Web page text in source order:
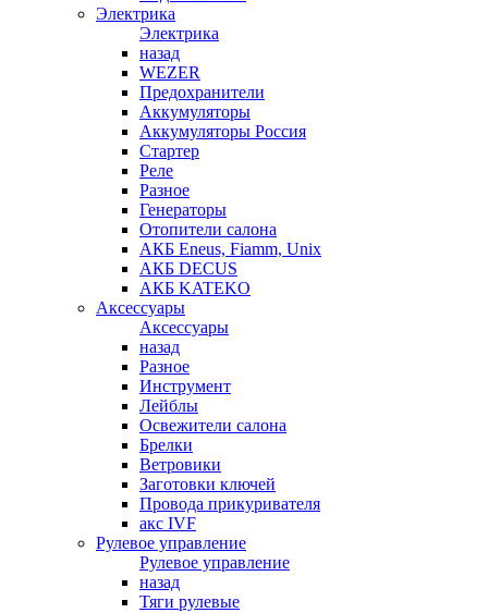
Электрика
Электрика
назад
WEZER
Предохранители
Аккумуляторы
Аккумуляторы Россия
Стартер
Реле
Разное
Генераторы
Отопители салона
АКБ Eneus, Fiamm, Unix
АКБ DECUS
АКБ KATEKO
Аксессуары
Аксессуары
назад
Разное
Инструмент
Лейблы
Освежители салона
Брелки
Ветровики
Заготовки ключей
Провода прикуривателя
акс IVF
Рулевое управление
Рулевое управление
назад
Тяги рулевые